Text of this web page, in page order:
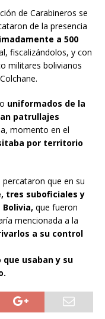
de Carabineros se
de la presencia
a 500
fiscalizándolos, y con
militares bolivianos
uniformados de la
patrullajes
momento en el
por territorio
que en su
tres suboficiales y
que fueron
mencionada a la
a su control
que usaban y su